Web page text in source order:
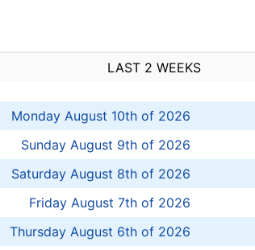
LAST 2 WEEKS
Monday August 10th of 2026
Sunday August 9th of 2026
Saturday August 8th of 2026
Friday August 7th of 2026
Thursday August 6th of 2026